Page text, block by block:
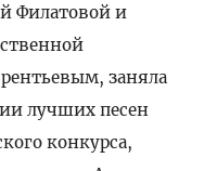
Филатовой и
заняла
лучших песен
конкурса,